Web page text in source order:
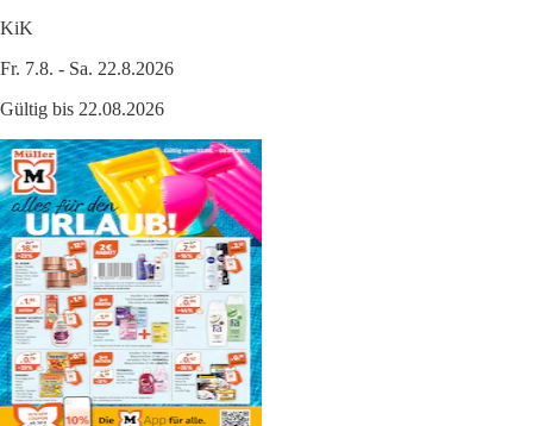
KiK
Fr. 7.8. - Sa. 22.8.2026
Gültig bis 22.08.2026